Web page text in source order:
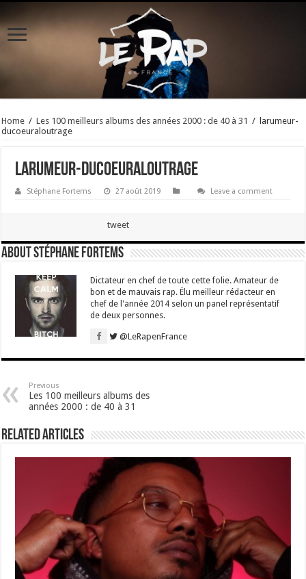
Home / Les 100 meilleurs albums des années 2000 : de 40 à 31 /
larumeur-
ducoeuraloutrage
larumeur-ducoeuraloutrage
Stéphane Fortems 27 août 2019 Leave a comment
tweet
About Stéphane Fortems
Dictateur en chef de toute cette folie. Amateur de
bon et de mauvais rap. Élu meilleur rédacteur en
chef de l'année 2014 selon un panel représentatif
de deux personnes.
@LeRapenFrance
Previous
Les 100 meilleurs albums des
années 2000 : de 40 à 31
Related Articles